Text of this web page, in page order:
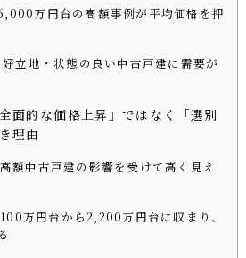
万円台の高額事例が平均価格を押
立地・状態の良い中古戸建に需要が
面的な価格上昇」ではなく「選別
理由
額中古戸建の影響を受けて高く見え
万円台から2,200万円台に収まり、